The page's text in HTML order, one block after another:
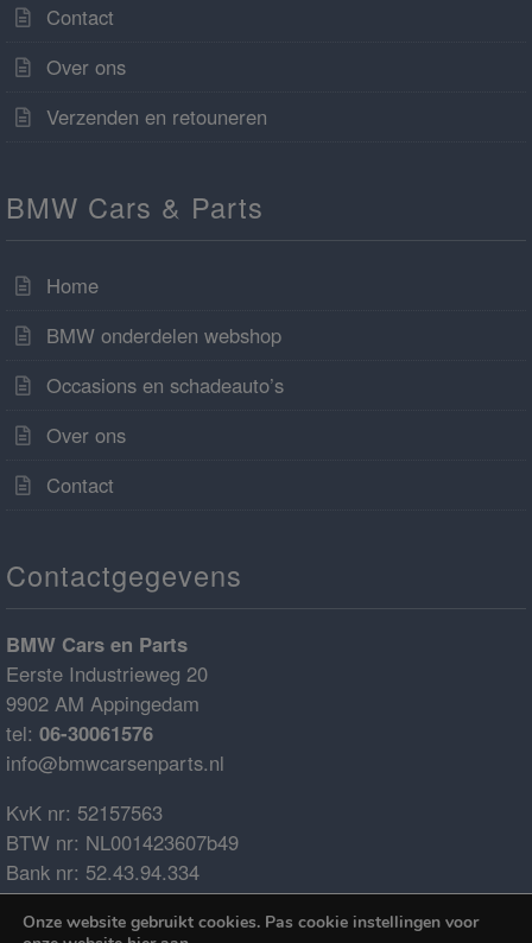
Contact
Over ons
Verzenden en retouneren
BMW Cars & Parts
Home
BMW onderdelen webshop
Occasions en schadeauto’s
Over ons
Contact
Contactgegevens
BMW Cars en Parts
Eerste Industrieweg 20
9902 AM Appingedam
tel: 06-30061576
info@bmwcarsenparts.nl
KvK nr: 52157563
BTW nr: NL001423607b49
Bank nr: 52.43.94.334
IBAN: NL68ABNA0524394334
BIC: ABNANL2A
Onze website gebruikt cookies. Pas cookie instellingen voor